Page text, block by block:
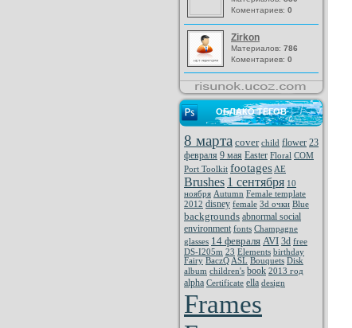
Коментариев: 0
Zirkon
Материалов: 786
Коментариев: 0
ОБЛАКО ТЕГОВ
8 марта cover child flower 23
февраля 9 мая Easter Floral COM
Port Toolkit footages AE
Brushes 1 сентября 10
ноября Autumn Female template
2012 disney female 3d очки Blue
backgrounds abnormal social
environment fonts Champagne
glasses 14 февраля AVI 3d free
DS-I205m 23 Elements birthday
Fairy BaczQ ASL Bouquets Disk
album children's book 2013 год
alpha Certificate ella design
Frames